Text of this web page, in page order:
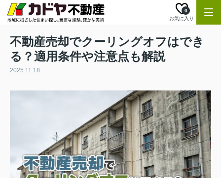
お気に入り
0
不動産売却でクーリングオフはでき
る？適用条件や注意点も解説
2025.11.18